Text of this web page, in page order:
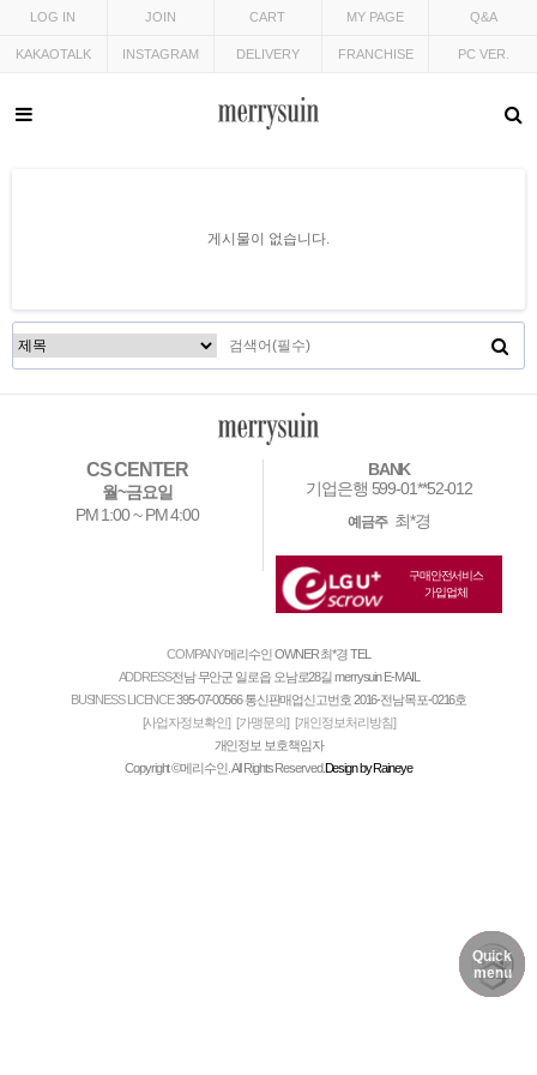
LOG IN JOIN CART MY PAGE Q&A
KAKAOTALK INSTAGRAM DELIVERY FRANCHISE PC VER.
게시물이 없습니다.
CS CENTER
월~금요일
PM 1:00 ~ PM 4:00
BANK
기업은행 599-01**52-012
예금주최*경
구매안전서비스
가입업체
COMPANY메리수인OWNER최*경TEL
ADDRESS전남 무안군 일로읍 오남로28길 merrysuinE-MAIL
BUSINESS LICENCE395-07-00566통신판매업신고번호2016-전남목포-0216호
[사업자정보확인] [가맹문의] [개인정보처리방침]
개인정보 보호책임자
Copyright ©메리수인. All Rights Reserved.Design by Raineye
NOTICE
MY PAGE
DELIVERY
Quick
menu